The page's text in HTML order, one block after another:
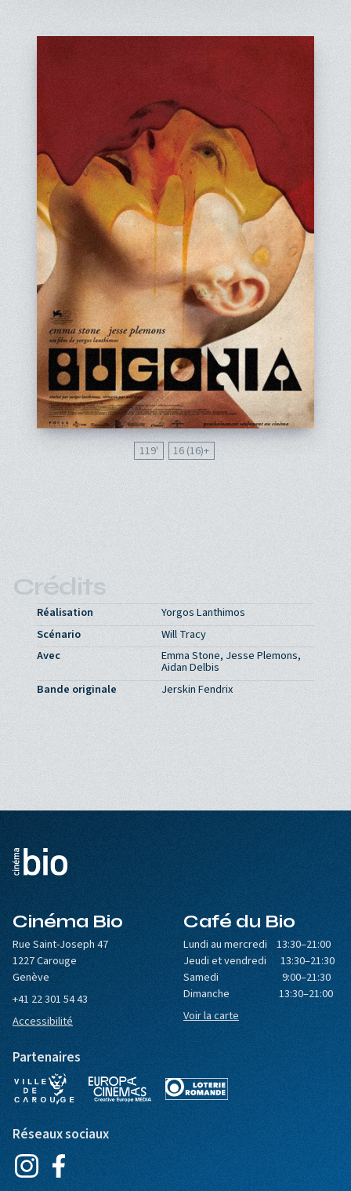
119' 16 (16)
Crédits
Réalisation
Yorgos Lanthimos
Scénario
Will Tracy
Avec
Emma Stone, Jesse Plemons,
Aidan Delbis
Bande originale
Jerskin Fendrix
Cinéma Bio
Rue Saint-Joseph 47
1227 Carouge
Genève
+41 22 301 54 43
Accessibilité
Café du Bio
Lundi au mercredi 13:30–21:00
Jeudi et vendredi 13:30–21:30
Samedi 9:00–21:30
Dimanche 13:30–21:00
Voir la carte
Partenaires
Réseaux sociaux